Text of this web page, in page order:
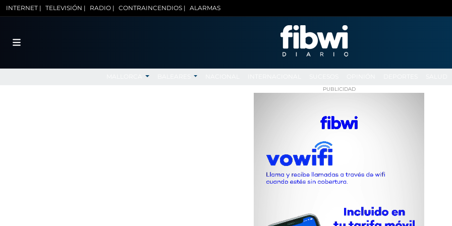
INTERNET | TELEVISIÓN | RADIO | CONTRAINCENDIOS | ALARMAS